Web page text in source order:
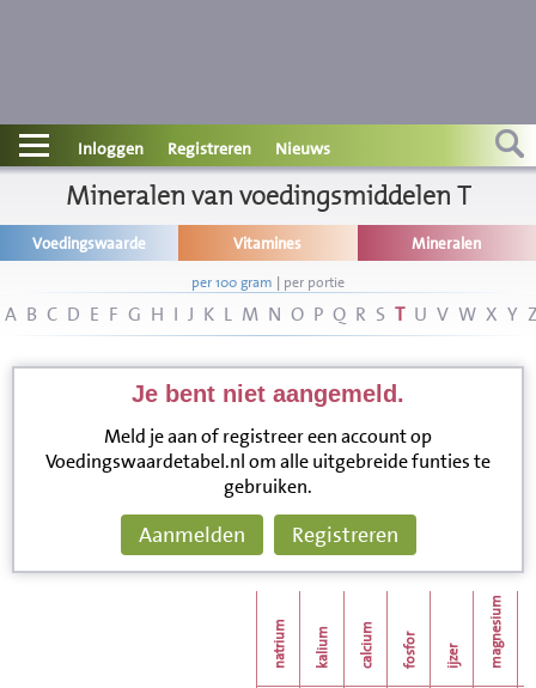
Contact
Informatie
Disclaimer
Inloggen Registreren Nieuws
Mineralen van voedingsmiddelen T
Voedingswaarde Vitamines Mineralen
per 100 gram | per portie
A B C D E F G H I J K L M N O P Q R S T U V W X Y
Je bent niet aangemeld.
Meld je aan of registreer een account op
Voedingswaardetabel.nl om alle uitgebreide funties te
gebruiken.
Aanmelden Registreren
natrium kalium calcium fosfor ijzer magnesium